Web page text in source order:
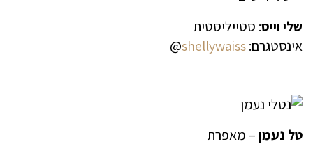
שלי וייס: סטייליסטית
אינסטגרם:shellywaiss
@
טל נעמן– מאפרת